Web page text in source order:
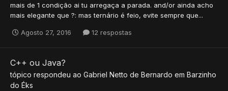
mais de 1 condição ai tu arregaça a parada. and/or ainda acho
mais elegante que ?: mas ternário é feio, evite sempre que...
Agosto 27, 2016 12 respostas
C++ ou Java?
tópico respondeu ao Gabriel Netto de Bernardo em Barzinho
do Éks